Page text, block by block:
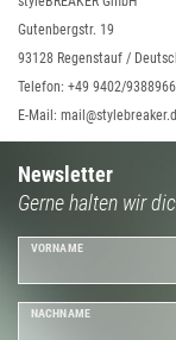
Gutenbergstr. 19
93128 Regenstauf /
Telefon: +49 9402/9388966
E-Mail:
Newsletter
Gerne halten wir
VORNAME
NACHNAME